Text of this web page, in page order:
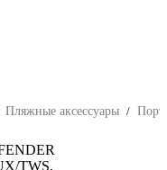
Пляжные аксессуары /